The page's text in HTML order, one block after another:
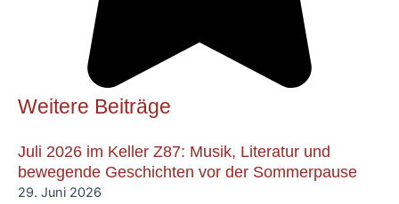
Weitere Beiträge
Juli 2026 im Keller Z87: Musik, Literatur und
bewegende Geschichten vor der Sommerpause
29. Juni 2026